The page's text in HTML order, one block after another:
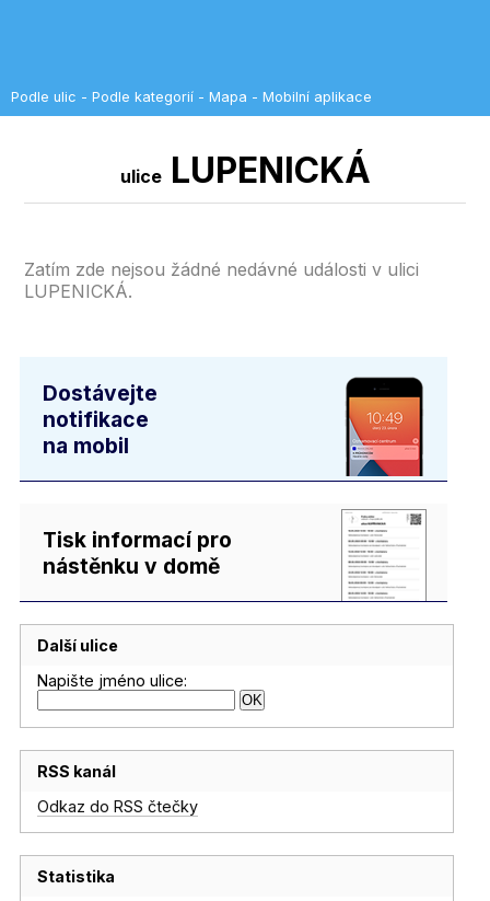
Podle ulic - Podle kategorií - Mapa - Mobilní aplikace
uliceLUPENICKÁ
Zatím zde nejsou žádné nedávné události v ulici
LUPENICKÁ.
Dostávejte
notifikace
na mobil
Tisk informací pro
nástěnku v domě
Další ulice
Napište jméno ulice:
RSS kanál
Odkaz do RSS čtečky
Statistika